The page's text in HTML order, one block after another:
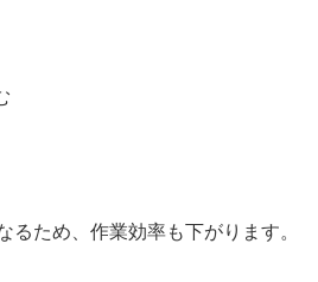
るため、作業効率も下がります。